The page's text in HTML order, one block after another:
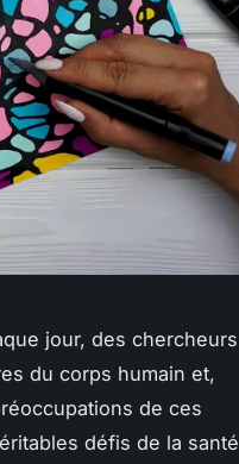
jour, des chercheurs
du corps humain et,
de ces
défis de la santé